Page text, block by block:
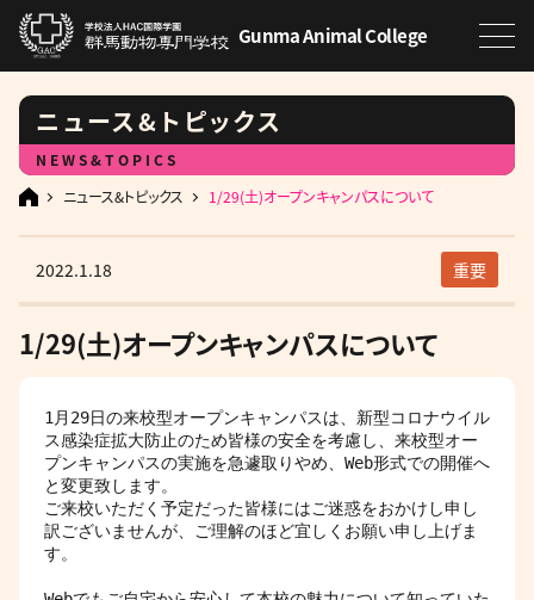
Gunma Animal College
ニュース&トピックス
NEWS&TOPICS
ニュース&トピックス
1/29(土)オープンキャンパスについて
2022.1.18 重要
1/29(土)オープンキャンパスについて
1月29日の来校型オープンキャンパスは、新型コロナウイル
ス感染症拡大防止のため皆様の安全を考慮し、来校型オー
プンキャンパスの実施を急遽取りやめ、Web形式での開催へ
と変更致します。
ご来校いただく予定だった皆様にはご迷惑をおかけし申し
訳ございませんが、ご理解のほど宜しくお願い申し上げま
す。